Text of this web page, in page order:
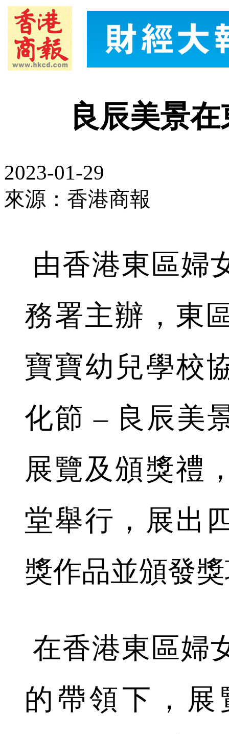
良辰美景
2023-01-29
來源：香港商報
由香港東區婦
務署主辦，東
寶寶幼兒學校
化節 – 良辰美
展覽及頒獎禮
堂舉行，展出
獎作品並頒發
在香港東區婦
的帶領下，